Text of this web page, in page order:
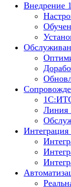
Внедрение
Линия